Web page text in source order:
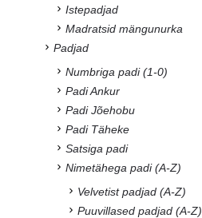
Istepadjad
Madratsid mängunurka
Padjad
Numbriga padi (1-0)
Padi Ankur
Padi Jõehobu
Padi Täheke
Satsiga padi
Nimetähega padi (A-Z)
Velvetist padjad (A-Z)
Puuvillased padjad (A-Z)